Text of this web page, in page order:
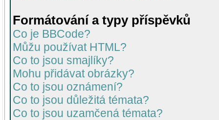
Formátování a typy příspěvků
Co je BBCode?
Můžu používat HTML?
Co to jsou smajlíky?
Mohu přidávat obrázky?
Co to jsou oznámení?
Co to jsou důležitá témata?
Co to jsou uzamčená témata?